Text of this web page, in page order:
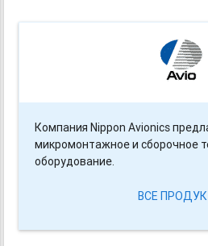
Компания Nippon Avionics
микромонтажное и сборочное
оборудование.
ВСЕ